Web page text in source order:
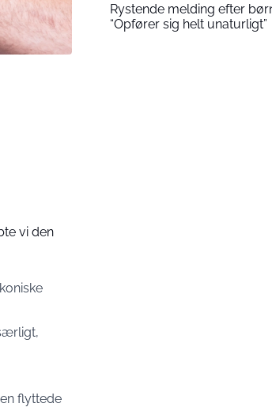
vi den
flyttede
Rystende melding efter
“Opfører sig helt unaturligt”